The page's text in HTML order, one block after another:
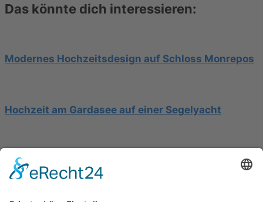
Das könnte dich interessieren:
Modernes Hochzeitsdesign auf Schloss Monrepos
Hochzeit am Gardasee auf einer Segelyacht
Mediterrane Hochzeit unter Mimosen